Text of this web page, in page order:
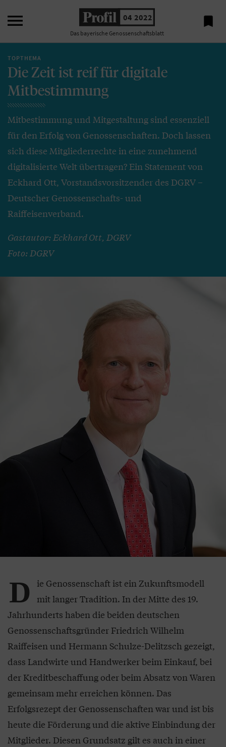
 04 2022
Das bayerische Genossenschaftsblatt

TOPTHEMA
Die Zeit ist reif für digitale
Mitbestimmung
Mitbestimmung und Mitgestaltung sind essenziell
für den Erfolg von Genossenschaften. Doch lassen
sich diese Mitgliederrechte in eine zunehmend
digitalisierte Welt übertragen? Ein Statement von
Eckhard Ott, Vorstandsvorsitzender des DGRV –
Deutscher Genossenschafts- und
Raiffeisenverband.
Gastautor: Eckhard Ott, DGRV
Foto: DGRV
D ie Genossenschaft ist ein Zukunftsmodell
mit langer Tradition. In der Mitte des 19.
Jahrhunderts haben die beiden deutschen
Genossenschaftsgründer Friedrich Wilhelm
Raiffeisen und Hermann Schulze-Delitzsch gezeigt,
dass Landwirte und Handwerker beim Einkauf, bei
der Kreditbeschaffung oder beim Absatz von Waren
gemeinsam mehr erreichen können. Das
Erfolgsrezept der Genossenschaften war und ist bis
heute die Förderung und die aktive Einbindung der
Mitglieder. Diesen Grundsatz gilt es auch in einer